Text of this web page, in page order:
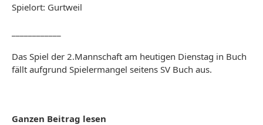
Spielort: Gurtweil
Das Spiel der 2.Mannschaft am heutigen Dienstag in Buch
fällt aufgrund Spielermangel seitens SV Buch aus.
Ganzen Beitrag lesen